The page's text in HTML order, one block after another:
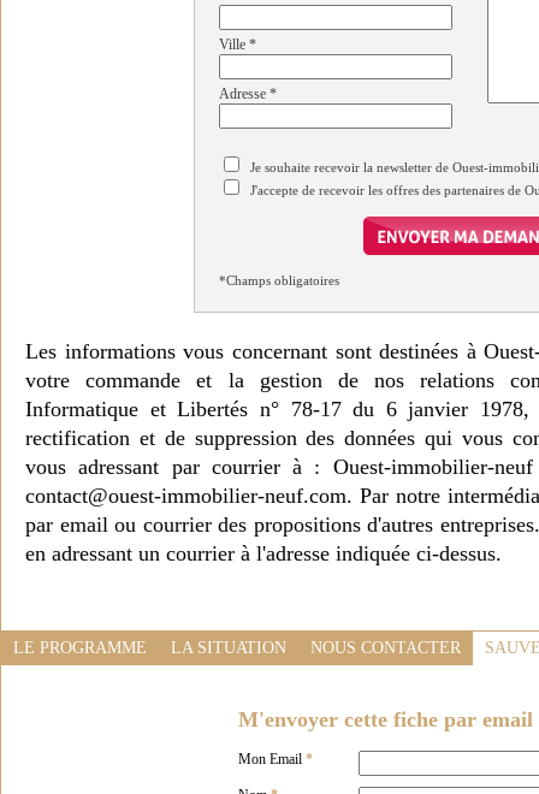
Ville *
Adresse *
Je souhaite recevoir la newsletter de Ouest-
J'accepte de recevoir les offres des partenaires de
*Champs obligatoires
Les informations vous concernant sont destinées à
votre commande et la gestion de nos relations
Informatique et Libertés n° 78-17 du 6 janvier 1978,
rectification et de suppression des données qui vous
vous adressant par courrier à : Ouest-immobilier-
contact@ouest-immobilier-neuf.com. Par notre
par email ou courrier des propositions d'autres
en adressant un courrier à l'adresse indiquée ci-dessus.
LE PROGRAMME LA SITUATION NOUS CONTACTER
M'envoyer cette fiche par email
Mon Email *